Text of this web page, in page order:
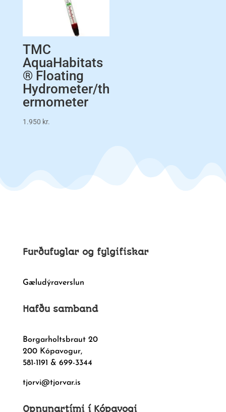
TMC
AquaHabitats
® Floating
Hydrometer/th
ermometer
1.950 kr.
Furðufuglar og fylgifiskar
Gæludýraverslun
Hafðu samband
Borgarholtsbraut 20
200 Kópavogur,
581-1191 & 699-3344
tjorvi@tjorvar.is
Opnunartími í Kópavogi